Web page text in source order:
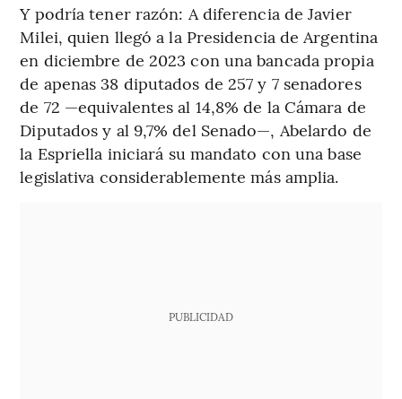
Y podría tener razón: A diferencia de Javier
Milei, quien llegó a la Presidencia de Argentina
en diciembre de 2023 con una bancada propia
de apenas 38 diputados de 257 y 7 senadores
de 72 —equivalentes al 14,8% de la Cámara de
Diputados y al 9,7% del Senado—, Abelardo de
la Espriella iniciará su mandato con una base
legislativa considerablemente más amplia.
PUBLICIDAD